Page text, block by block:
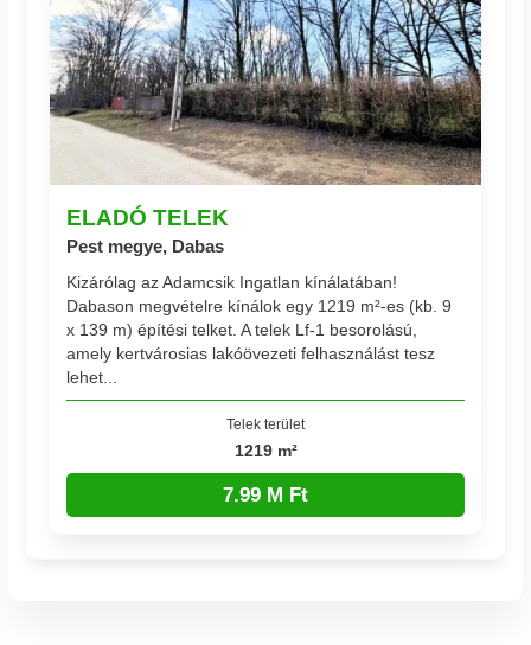
ELADÓ TELEK
Pest megye, Dabas
Kizárólag az Adamcsik Ingatlan kínálatában!
Dabason megvételre kínálok egy 1219 m²-es (kb. 9
x 139 m) építési telket. A telek Lf-1 besorolású,
amely kertvárosias lakóövezeti felhasználást tesz
lehet...
Telek terület
1219 m²
7.99 M Ft